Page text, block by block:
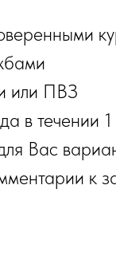
или ПВЗ
в течении
Вас
к